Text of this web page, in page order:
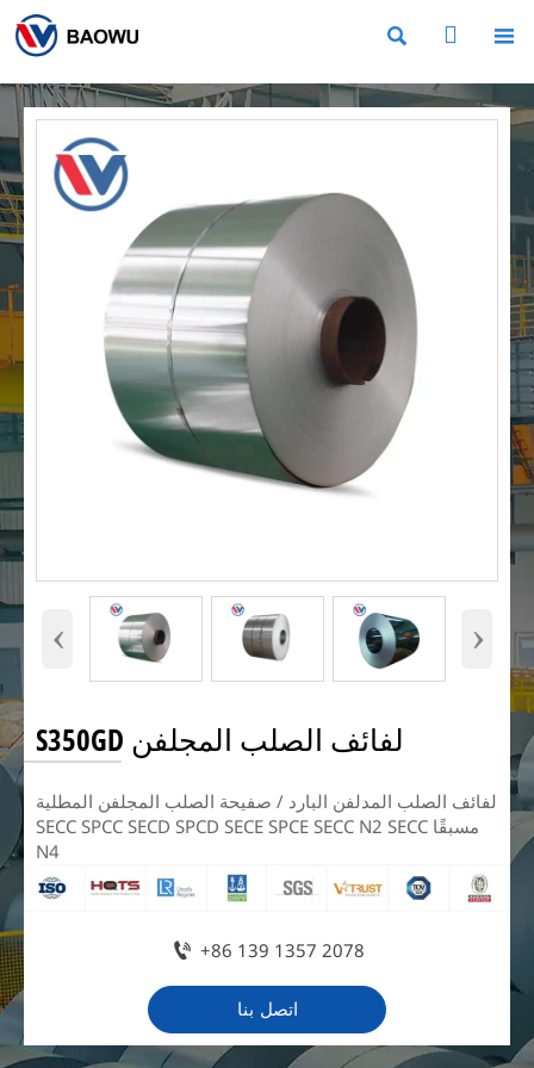
  
‹ ›
لفائف الصلب المجلفن S350GD
لفائف الصلب المدلفن البارد / صفيحة الصلب المجلفن المطلية
مسبقًا SECC SPCC SECD SPCD SECE SPCE SECC N2 SECC
N4
 +86 139 1357 2078
اتصل بنا